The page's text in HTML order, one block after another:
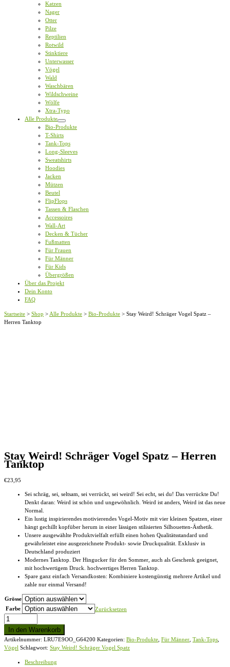
Katzen
Nager
Otter
Pilze
Reptilien
Rotwild
Stinktiere
Unterwasser
Vögel
Wald
Waschbären
Wildschweine
Wölfe
Xtra-Typo
Alle Produkte
Bio-Produkte
T-Shirts
Tank-Tops
Long-Sleeves
Sweatshirts
Hoodies
Jacken
Mützen
Beutel
FlipFlops
Tassen & Flaschen
Accessoires
Wall-Art
Decken & Tücher
Fußmatten
Für Frauen
Für Männer
Für Kids
Übergrößen
Über das Projekt
Dein Konto
FAQ
Startseite > Shop > Alle Produkte > Bio-Produkte > Stay Weird! Schräger Vogel Spatz –
Herren Tanktop
Stay Weird! Schräger Vogel Spatz – Herren
Tanktop
€23,95
Sei schräg, sei, seltsam, sei verrückt, sei weird! Sei echt, sei du! Das verrückte Du!
Denkt daran: Weird ist schön und ungewöhnlich. Weird ist anders, Weird ist das neue
Normal.
Ein lustig inspirierendes motivierendes Vogel-Motiv mit vier kleinen Spatzen, einer
hängt gechillt kopfüber herum in einer lässigen stilisierten Silhouetten-Ästhetik.
Unsere ausgewählte Produktvielfalt erfüllt einen hohen Qualitätsstandard und
gewährleistet eine ausgezeichnete Produkt- sowie Druckqualität. Exklusiv in
Deutschland produziert
Modernes Tanktop. Der Hingucker für den Sommer, auch als Geschenk geeignet,
mit hochwertigem Druck. hochwertiges Herren Tanktop.
Spare ganz einfach Versandkosten: Kombiniere kostengünstig mehrere Artikel und
zahle nur einmal Versand!
Grösse
Farbe
Zurücksetzen
Stay
Weird!
Schräger
Vogel
Spatz
In den Warenkorb
Artikelnummer: LRU7E9OO_G64200 Kategorien: Bio-Produkte, Für Männer, Tank-Tops,
Vögel Schlagwort: Stay Weird! Schräger Vogel Spatz
Beschreibung